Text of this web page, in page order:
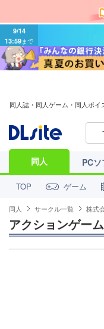
9/14
13:59まで
同人誌・同人ゲーム・同人ボイ
同人 PCソ
TOP ゲーム
同人 サークル一覧 株式
アクションゲー